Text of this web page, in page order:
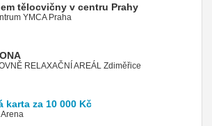
tělocvičny v centru Prahy
YMCA Praha
RELAXAČNÍ AREÁL Zdiměřice
karta za 10 000 Kč